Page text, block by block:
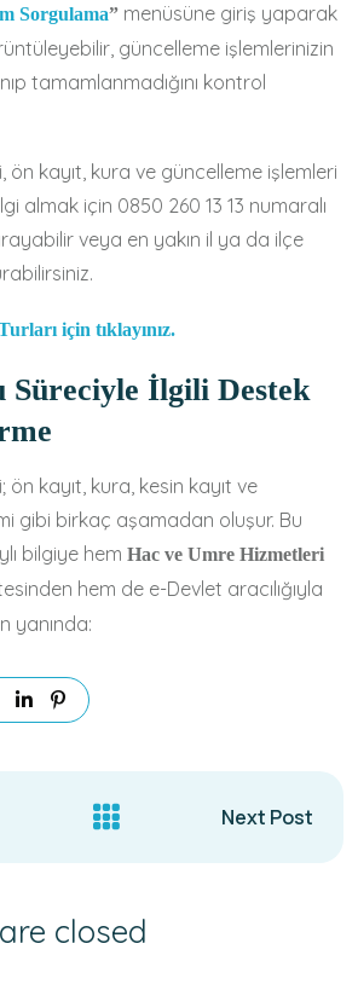
Sorgulama” menüsüne giriş yaparak
güncelleme işlemlerinizin
tamamlanmadığını kontrol
ön kayıt, kura ve güncelleme işlemleri
almak için 0850 260 13 13 numaralı
veya en yakın il ya da ilçe
için tıklayınız.
Süreciyle İlgili Destek
kayıt, kura, kesin kayıt ve
gibi birkaç aşamadan oluşur. Bu
bilgiye hem Hac ve Umre Hizmetleri
hem de e-Devlet aracılığıyla
yanında:
Next Post
closed